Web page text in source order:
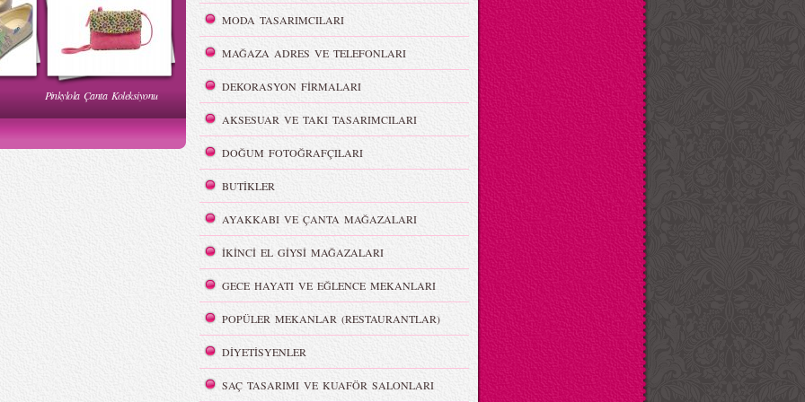
Hakan Akkaya - MBFWI Yaz
Pinkylola Çanta Koleksiyonu
MODA TASARIMCILARI
MAĞAZA ADRES VE TELEFONLARI
DEKORASYON FİRMALARI
AKSESUAR VE TAKI TASARIMCILARI
DOĞUM FOTOĞRAFÇILARI
BUTİKLER
AYAKKABI VE ÇANTA MAĞAZALARI
İKİNCİ EL GİYSİ MAĞAZALARI
GECE HAYATI VE EĞLENCE MEKANLARI
POPÜLER MEKANLAR (RESTAURANTLAR)
DİYETİSYENLER
SAÇ TASARIMI VE KUAFÖR SALONLARI